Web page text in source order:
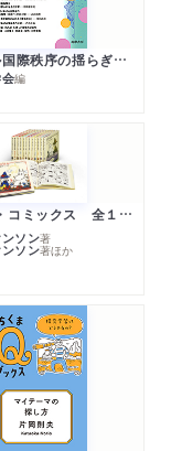
「リベラル国際秩序の揺らぎ」再考 年報政治学２０２６‐Ⅰ
編
ムーミン・コミックス 全１４巻セット
ンソン著
ソン著ほか